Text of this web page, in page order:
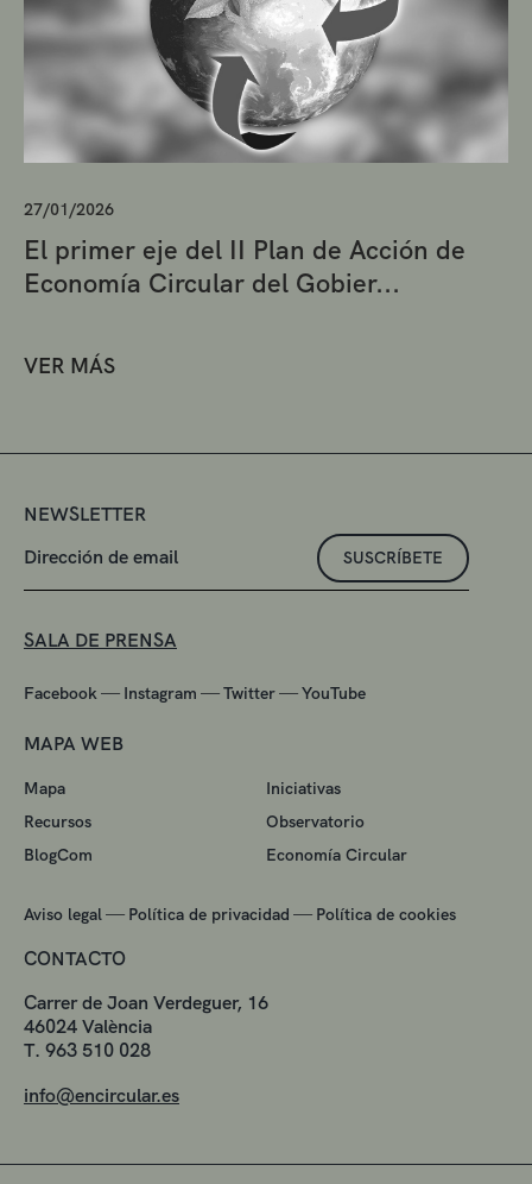
27/01/2026
El primer eje del II Plan de Acción de
Economía Circular del Gobier...
VER MÁS
NEWSLETTER
SUSCRÍBETE
SALA DE PRENSA
Facebook — Instagram —Twitter—YouTube
MAPA WEB
Mapa
Iniciativas
Recursos
Observatorio
BlogCom
Economía Circular
Aviso legal — Política de privacidad — Política de cookies
CONTACTO
Carrer de Joan Verdeguer, 16
46024 València
T. 963 510 028
info@encircular.es